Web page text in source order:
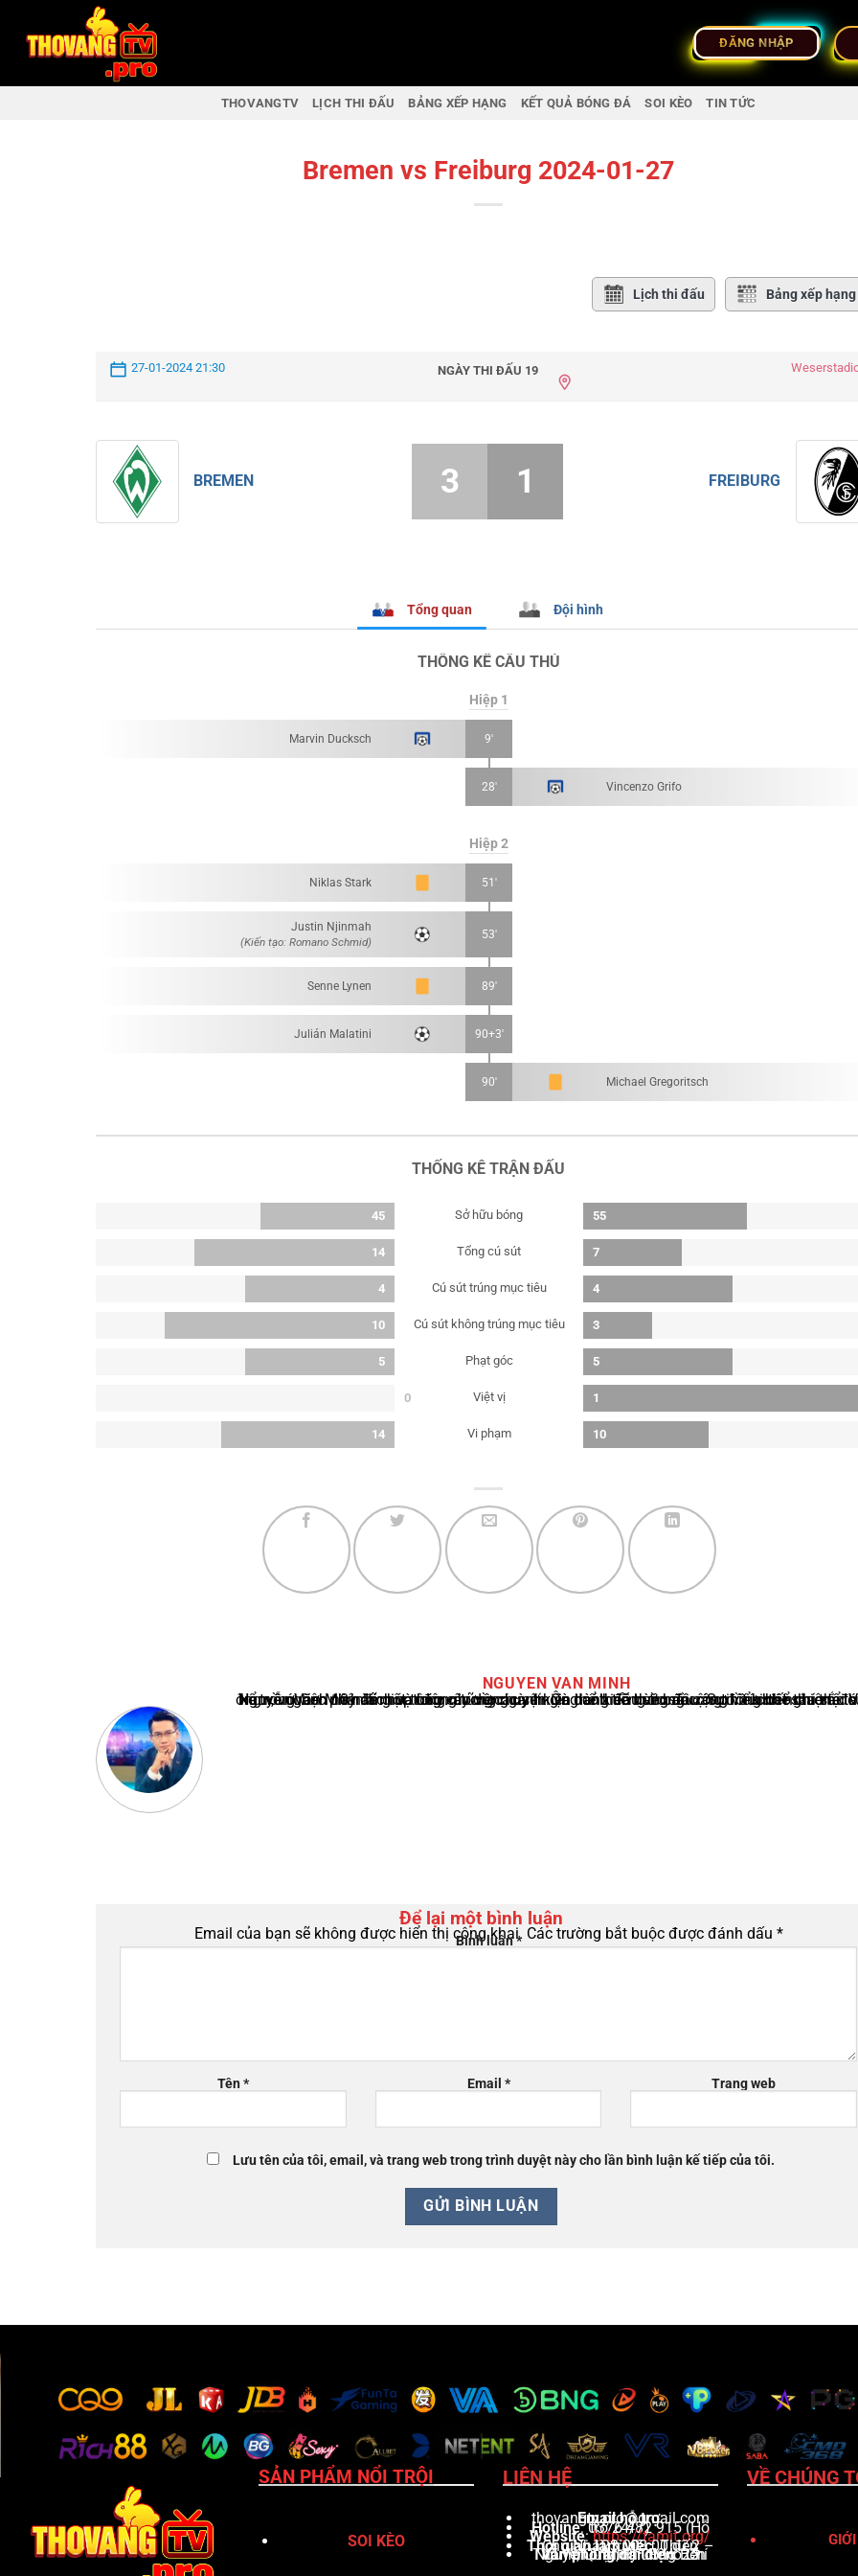
ĐĂNG NHẬP
THOVANGTV LỊCH THI ĐẤU BẢNG XẾP HẠNG KẾT QUẢ BÓNG ĐÁ SOI KÈO TIN TỨC
Bremen vs Freiburg 2024-01-27
Lịch thi đấu Bảng xếp hạng
27-01-2024 21:30 NGÀY THI ĐẤU 19
BREMEN FREIBURG
3 1
Tổng quan Đội hình
THỐNG KÊ CẦU THỦ
Hiệp 1
Marvin Ducksch 9'
28' Vincenzo Grifo
Hiệp 2
Niklas Stark 51'
Justin Njinmah
(Kiến tạo: Romano Schmid)
53'
Senne Lynen 89'
Julián Malatini 90+3'
90' Michael Gregoritsch
THỐNG KÊ TRẬN ĐẤU
45 Sở hữu bóng 55
14 Tổng cú sút 7
4 Cú sút trúng mục tiêu 4
10 Cú sút không trúng mục tiêu 3
5 Phạt góc 5
0 Việt vị 1
14 Vi phạm 10
NGUYEN VAN MINH
Nguyễn Văn Minh là một trong những chuyên gia hàng đầu về báo cáo tin tức thể thao tại Việt Nam, với hơn 10 năm hoạt động trong ngành. Ông có kiến thức sâu rộng và kinh nghiệm đáng kể trong việc phân tích và báo cáo về các sự kiện thể thao hàng đầu. Sự hiểu biết sâu sắc của ông về ngành này đã giúp ông xây dựng uy tín và danh tiếng trong cộng đồng
Để lại một bình luận
Email của bạn sẽ không được hiển thị công khai. Các trường bắt buộc được đánh dấu *
Bình luận*
Tên* Email * Trang web
Lưu tên của tôi, email, và trang web trong trình duyệt này cho lần bình luận kế tiếp của tôi.
SẢN PHẨM NỔI TRỘI
SOI KÈO
LIÊN HỆ
Email hỗ trợ:
thovangtv.pro@gmail.com
Hotline : 0376 482 915 (Hỗ trợ 24/7)
Website:https://tamit.org/
Thời gian làm việc
: Thứ 2 – Chủ Nhật, từ 08:00 đến 23:00
Văn phòng đại diện
: 25 Nguyễn Trãi, Phường Bến Thành, Quận 1, TP. Hồ Chí Minh
VỀ CHÚNG